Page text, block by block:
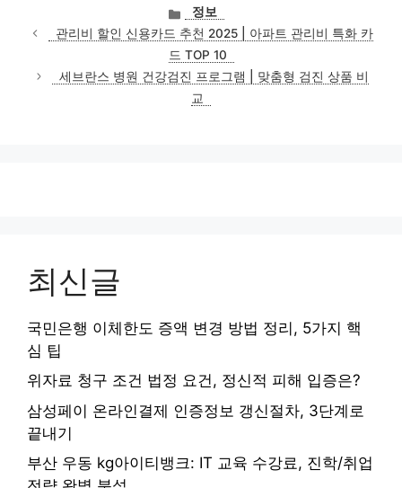
카
테
고
리
정보
관리비 할인 신용카드 추천 2025 | 아파트 관리비 특화 카
드 TOP 10
세브란스 병원 건강검진 프로그램 | 맞춤형 검진 상품 비
교
최신글
국민은행 이체한도 증액 변경 방법 정리, 5가지 핵
심 팁
위자료 청구 조건 법정 요건, 정신적 피해 입증은?
삼성페이 온라인결제 인증정보 갱신절차, 3단계로
끝내기
부산 우동 kg아이티뱅크: IT 교육 수강료, 진학/취업